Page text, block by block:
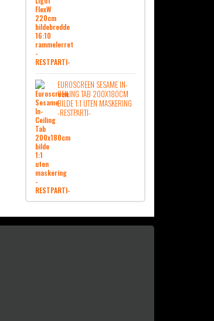
EUROSCREEN SESAME IN-
CEILING TAB 200X180CM
BILDE 1:1 UTEN MASKERING
-RESTPARTI-